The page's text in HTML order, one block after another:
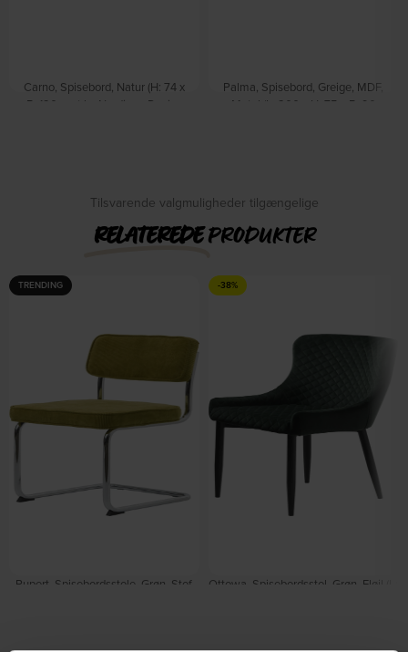
Carno, Spisebord, Natur (H: 74 x
B: 120 cm.) by Nordique Design
Palma, Spisebord, Greige, MDF,
Metal (L: 200 x H: 75 x B: 90
Tilsvarende valgmuligheder tilgængelige
RELATEREDEPRODUKTER
TRENDING
Rupert, Spisebordsstole, Grøn, Stof,
-38%
Ottowa, Spisebordsstol, Grøn, Fløjl (L: